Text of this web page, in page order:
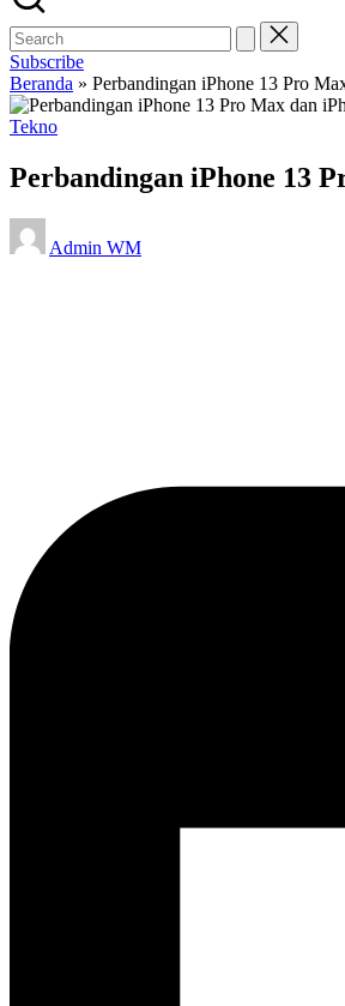
Subscribe
Beranda » Perbandingan iPhone 13 Pro
Posted
Tekno
Perbandingan iPhone 13
Posted
by
Admin WM